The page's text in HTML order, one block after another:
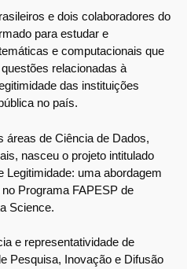
e dois colaboradores do
para estudar e
e computacionais que
relacionadas à
das instituições
no país.
áreas de Ciência de Dados,
nasceu o projeto intitulado
Legitimidade: uma abordagem
Programa FAPESP de
Science.
e representatividade de
Pesquisa, Inovação e Difusão